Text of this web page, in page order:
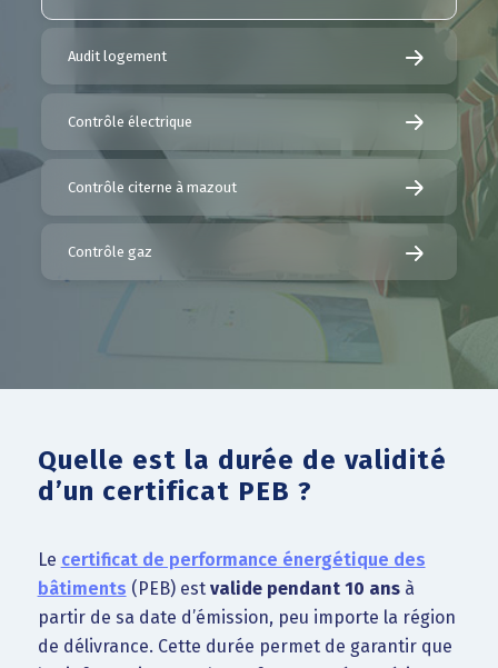
Audit logement
Contrôle électrique
Contrôle citerne à mazout
Contrôle gaz
Quelle est la durée de validité
d’un certificat PEB ?
Le certificat de performance énergétique des
bâtiments (PEB) est valide pendant 10 ansà
partir de sa date d’émission, peu importe la région
de délivrance. Cette durée permet de garantir que